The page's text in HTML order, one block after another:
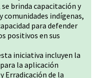
brinda capacitación y
comunidades indígenas,
para defender
positivos en sus
iniciativa incluyen la
la aplicación
Erradicación de la